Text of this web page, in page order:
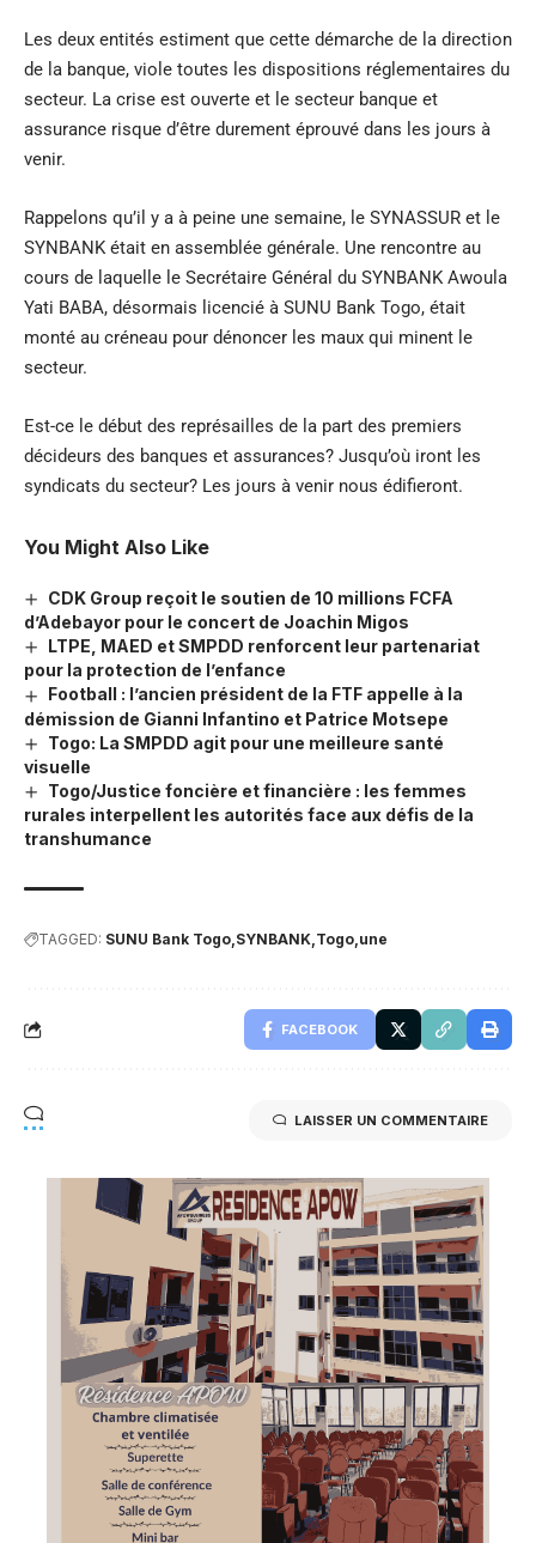
Les deux entités estiment que cette démarche de la direction
de la banque, viole toutes les dispositions réglementaires du
secteur. La crise est ouverte et le secteur banque et
assurance risque d’être durement éprouvé dans les jours à
venir.
Rappelons qu’il y a à peine une semaine, le SYNASSUR et le
SYNBANK était en assemblée générale. Une rencontre au
cours de laquelle le Secrétaire Général du SYNBANK Awoula
Yati BABA, désormais licencié à SUNU Bank Togo, était
monté au créneau pour dénoncer les maux qui minent le
secteur.
Est-ce le début des représailles de la part des premiers
décideurs des banques et assurances? Jusqu’où iront les
syndicats du secteur? Les jours à venir nous édifieront.
You Might Also Like
CDK Group reçoit le soutien de 10 millions FCFA
d’Adebayor pour le concert de Joachin Migos
LTPE, MAED et SMPDD renforcent leur partenariat
pour la protection de l’enfance
Football : l’ancien président de la FTF appelle à la
démission de Gianni Infantino et Patrice Motsepe
Togo: La SMPDD agit pour une meilleure santé
visuelle
Togo/Justice foncière et financière : les femmes
rurales interpellent les autorités face aux défis de la
transhumance
TAGGED: SUNU Bank Togo SYNBANK Togo une
FACEBOOK
LAISSER UN COMMENTAIRE